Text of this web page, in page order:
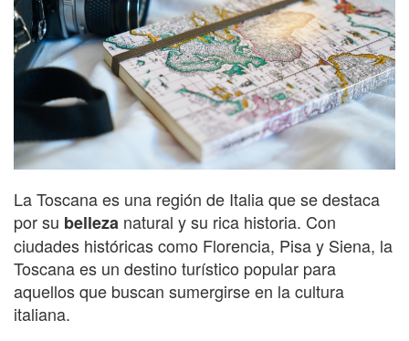
La Toscana es una región de Italia que se destaca
por su belleza natural y su rica historia. Con
ciudades históricas como Florencia, Pisa y Siena, la
Toscana es un destino turístico popular para
aquellos que buscan sumergirse en la cultura
italiana.